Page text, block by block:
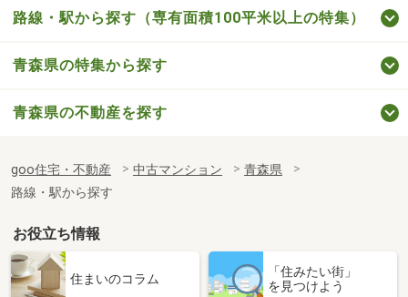
路線・駅から探す（専有面積100平米以上の特集）
青森県の特集から探す
青森県の不動産を探す
goo住宅・不動産 中古マンション
青森県
路線・駅から探す
お役立ち情報
住まいのコラム
「住みたい街」
を見つけよう